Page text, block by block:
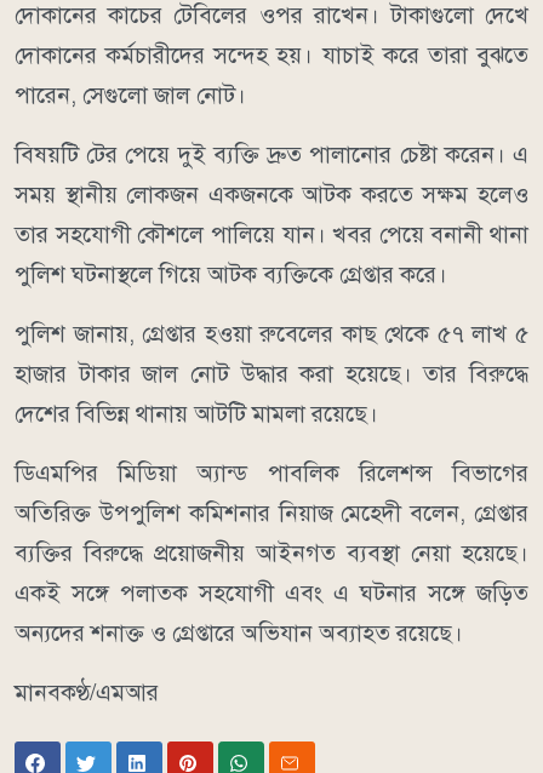
দোকানের কাচের টেবিলের ওপর রাখেন। টাকাগুলো দেখে
দোকানের কর্মচারীদের সন্দেহ হয়। যাচাই করে তারা বুঝতে
পারেন, সেগুলো জাল নোট।
বিষয়টি টের পেয়ে দুই ব্যক্তি দ্রুত পালানোর চেষ্টা করেন। এ
সময় স্থানীয় লোকজন একজনকে আটক করতে সক্ষম হলেও
তার সহযোগী কৌশলে পালিয়ে যান। খবর পেয়ে বনানী থানা
পুলিশ ঘটনাস্থলে গিয়ে আটক ব্যক্তিকে গ্রেপ্তার করে।
পুলিশ জানায়, গ্রেপ্তার হওয়া রুবেলের কাছ থেকে ৫৭ লাখ ৫
হাজার টাকার জাল নোট উদ্ধার করা হয়েছে। তার বিরুদ্ধে
দেশের বিভিন্ন থানায় আটটি মামলা রয়েছে।
ডিএমপির মিডিয়া অ্যান্ড পাবলিক রিলেশন্স বিভাগের
অতিরিক্ত উপপুলিশ কমিশনার নিয়াজ মেহেদী বলেন, গ্রেপ্তার
ব্যক্তির বিরুদ্ধে প্রয়োজনীয় আইনগত ব্যবস্থা নেয়া হয়েছে।
একই সঙ্গে পলাতক সহযোগী এবং এ ঘটনার সঙ্গে জড়িত
অন্যদের শনাক্ত ও গ্রেপ্তারে অভিযান অব্যাহত রয়েছে।
মানবকণ্ঠ/এমআর